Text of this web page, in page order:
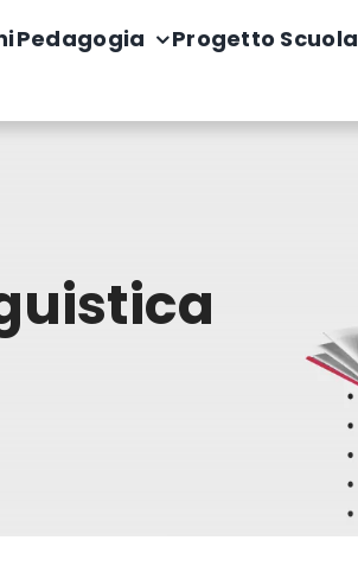
Pedagogia Progetto Scuola